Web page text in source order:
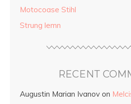
Motocoase Stihl
Strung lemn
RECENT
Augustin Marian Ivanov on